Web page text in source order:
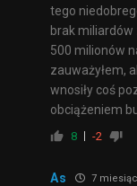
tego
brak miliardów
500 milionów
zauważyłem,
wnosiły coś
obciążeniem
8 -2
As 7